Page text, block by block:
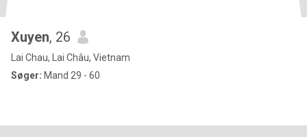
Xuyen, 26
Lai Chau, Lai Châu, Vietnam
Søger: Mand 29 - 60